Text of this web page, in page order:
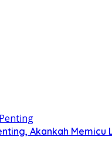
Akankah Memicu